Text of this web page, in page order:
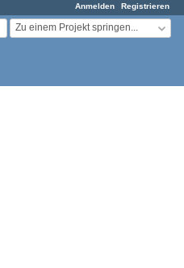
Anmelden Registrieren
Zu einem Projekt springen...